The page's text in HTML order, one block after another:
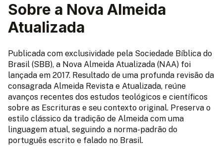
Sobre a Nova Almeida
Atualizada
Publicada com exclusividade pela Sociedade Bíblica do
Brasil (SBB), a Nova Almeida Atualizada (NAA) foi
lançada em 2017. Resultado de uma profunda revisão da
consagrada Almeida Revista e Atualizada, reúne
avanços recentes dos estudos teológicos e científicos
sobre as Escrituras e seu contexto original. Preserva o
estilo clássico da tradição de Almeida com uma
linguagem atual, seguindo a norma-padrão do
português escrito e falado no Brasil.